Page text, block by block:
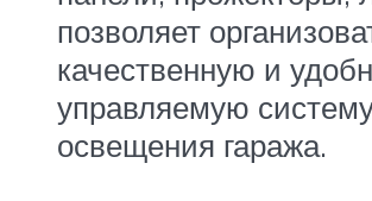
позволяет
качественную и
управляемую
освещения гаража.